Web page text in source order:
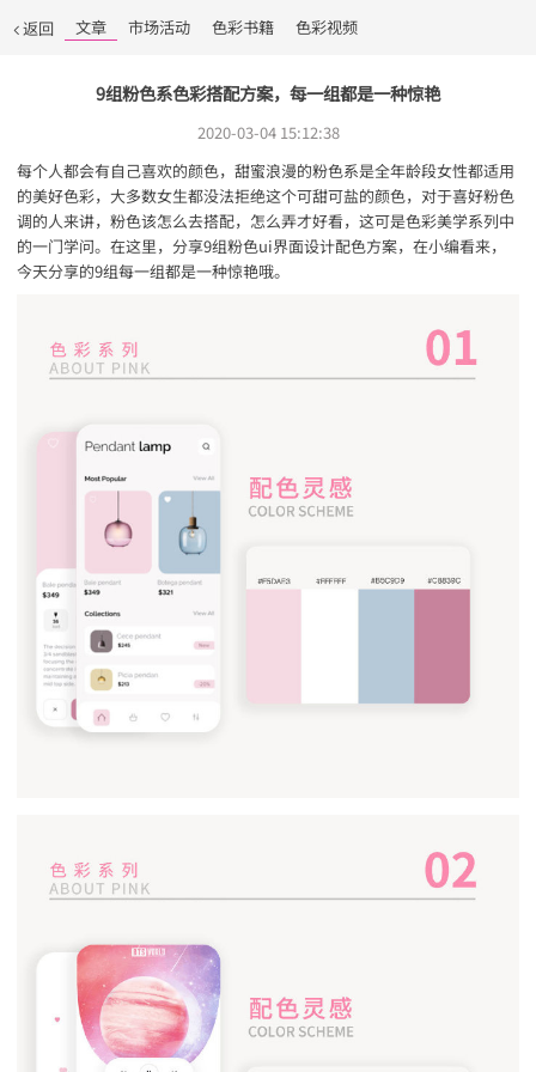
返回 文章 市场活动 色彩书籍 色彩视频
9组粉色系色彩搭配方案，每一组都是一种惊艳
2020-03-04 15:12:38
每个人都会有自己喜欢的颜色，甜蜜浪漫的粉色系是全年龄段女性都适用
的美好色彩，大多数女生都没法拒绝这个可甜可盐的颜色，对于喜好粉色
调的人来讲，粉色该怎么去搭配，怎么弄才好看，这可是色彩美学系列中
的一门学问。在这里，分享9组粉色ui界面设计配色方案，在小编看来，
今天分享的9组每一组都是一种惊艳哦。